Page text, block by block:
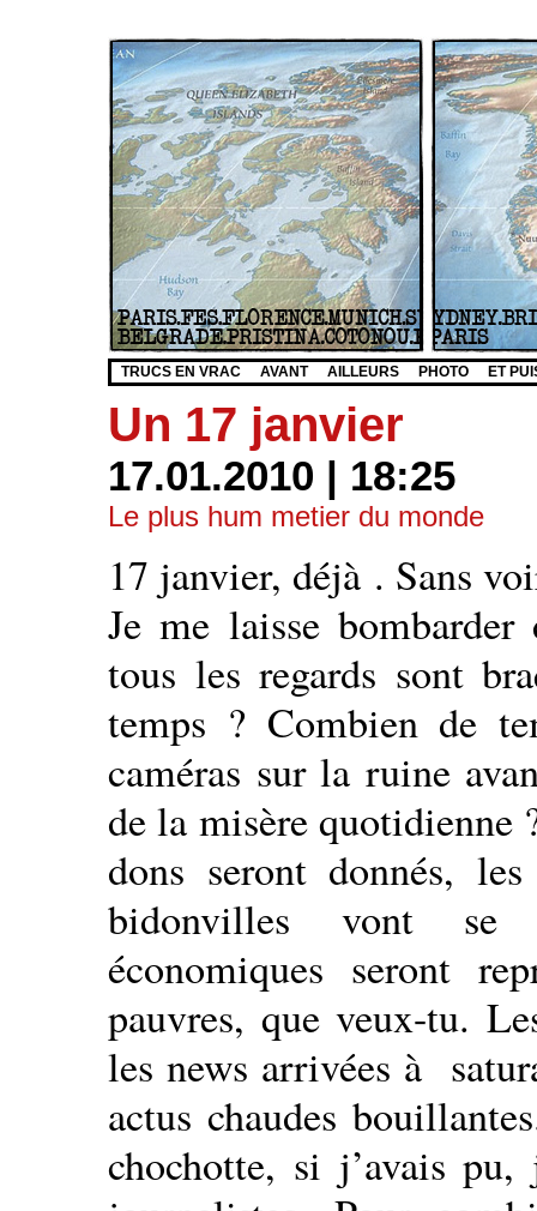
TRUCS EN VRAC AVANT AILLEURS PHOTO ET
Un 17 janvier
17.01.2010 | 18:25
Le plus hum metier du monde
17 janvier, déjà . Sans
Je me laisse
tous les regards sont
temps ? Combien de
caméras sur la ruine
de la misère quotidienne
dons seront donnés,
bidonvilles vont se
économiques seront
pauvres, que veux-tu.
les news arrivées à
actus chaudes
chochotte, si j’avais